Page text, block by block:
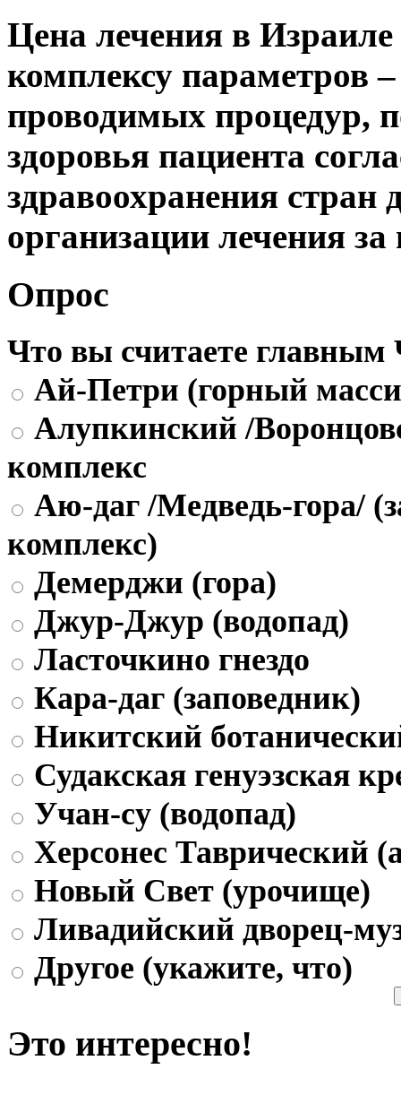
Цена лечения в Израиле
комплексу параметров
проводимых процедур,
здоровья пациента
здравоохранения
организации лечения за
Опрос
Что вы считаете
Ай-Петри (горный
Алупкинский /
комплекс
Аю-даг /Медведь-гора/
комплекс)
Демерджи (гора)
Джур-Джур (водопад)
Ласточкино гнездо
Кара-даг (заповедник)
Никитский
Судакская генуэзская
Учан-су (водопад)
Херсонес Таврический
Новый Свет (урочище)
Ливадийский дворец-
Другое (укажите, что)
Это интересно!